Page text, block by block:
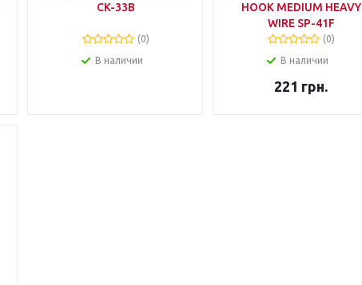
CK-33B
(0)
В наличии
HOOK MEDIUM HEAVY
WIRE SP-41F
(0)
В наличии
221 грн.